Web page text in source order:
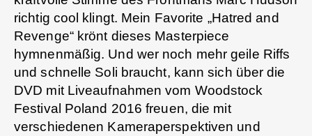
richtig cool klingt. Mein Favorite „Hatred and
Revenge“ krönt dieses Masterpiece
hymnenmäßig. Und wer noch mehr geile Riffs
und schnelle Soli braucht, kann sich über die
DVD mit Liveaufnahmen vom Woodstock
Festival Poland 2016 freuen, die mit
verschiedenen Kameraperspektiven und